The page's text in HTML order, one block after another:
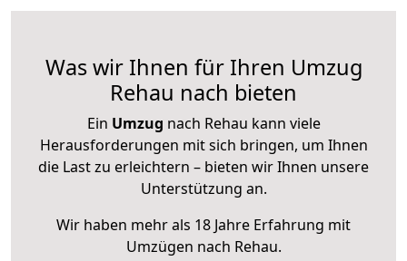
Was wir Ihnen für Ihren Umzug
Rehau nach bieten
Ein Umzug nach Rehau kann viele
Herausforderungen mit sich bringen, um Ihnen
die Last zu erleichtern – bieten wir Ihnen unsere
Unterstützung an.
Wir haben mehr als 18 Jahre Erfahrung mit
Umzügen nach Rehau.